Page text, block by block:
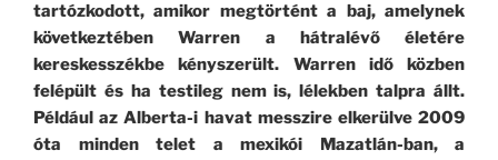
tartózkodott, amikor megtörtént a baj, amelynek
következtében Warren a hátralévő életére
kereskesszékbe kényszerült. Warren idő közben
felépült és ha testileg nem is, lélekben talpra állt.
Például az Alberta-i havat messzire elkerülve 2009
óta minden telet a mexikói Mazatlán-ban, a